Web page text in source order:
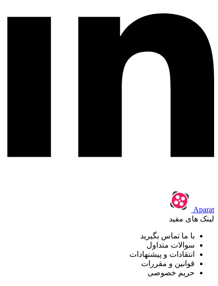
Aparat
لینک های مفید
با ما تماس بگیرید
سوالات متداول
انتقادات و پیشنهادات
قوانین و مقررات
حریم خصوصی